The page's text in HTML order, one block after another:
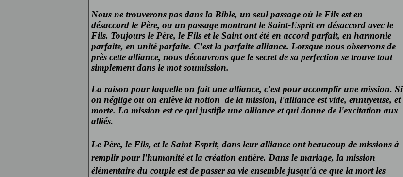
Nous ne trouverons pas dans la Bible, un seul passage où le Fils est en
désaccord le Père, ou un passage montrant le Saint-Esprit en désaccord avec le
Fils. Toujours le Père, le Fils et le Saint ont été en accord parfait, en harmonie
parfaite, en unité parfaite. C'est la parfaite alliance. Lorsque nous observons de
près cette alliance, nous découvrons que le secret de sa perfection se trouve tout
simplement dans le mot soumission.
La raison pour laquelle on fait une alliance, c'est pour accomplir une mission. Si
on néglige ou on enlève la notion de la mission, l'alliance est vide, ennuyeuse, et
morte. La mission est ce qui justifie une alliance et qui donne de l'excitation aux
alliés.
Le Père, le Fils, et le Saint-Esprit, dans leur alliance ont beaucoup de missions à
remplir pour l'humanité et la création entière. Dans le mariage, la mission
élémentaire du couple est de passer sa vie ensemble jusqu'à ce que la mort les